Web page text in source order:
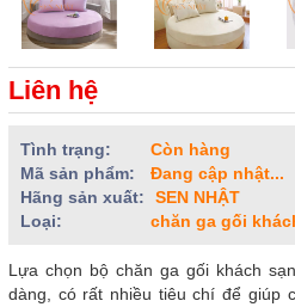
Liên hệ
Tình trạng:
Còn hàng
Mã sản phẩm:
Đang cập nhật...
Hãng sản xuất:
SEN NHẬT
Loại:
chăn ga gối
Lựa chọn bộ chăn ga gối khách
dàng, có rất nhiều tiêu chí để giúp